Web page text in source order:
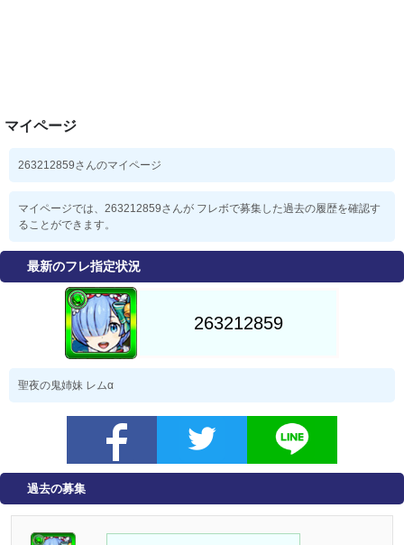
マイページ
263212859さんのマイページ
マイページでは、263212859さんが フレボで募集した過去の履歴を確認す
ることができます。
最新のフレ指定状況
聖夜の鬼姉妹 レムα
過去の募集